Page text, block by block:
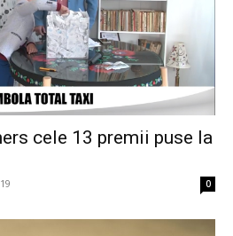
cele 13 premii puse la
0